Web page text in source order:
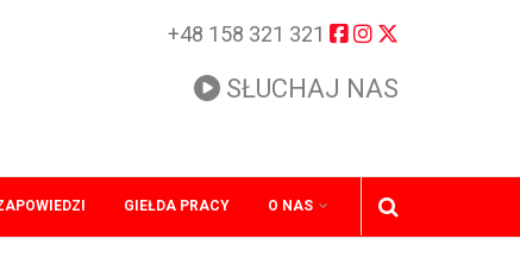
+48 158 321 321
SŁUCHAJ NAS
GIEŁDA PRACY O NAS